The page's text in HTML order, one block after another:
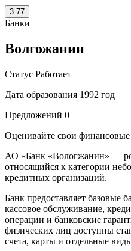
3.77
Банки
Волгожанин
Статус Работает
Дата образования 1992 год
Предложений 0
Оценивайте свои
АО «Банк «Вологжанин» —
относящийся к категории
кредитных организаций.
Банк предоставляет базовые
кассовое обслуживание,
операции и банковские
физических лиц доступны
счета, карты и отдельные